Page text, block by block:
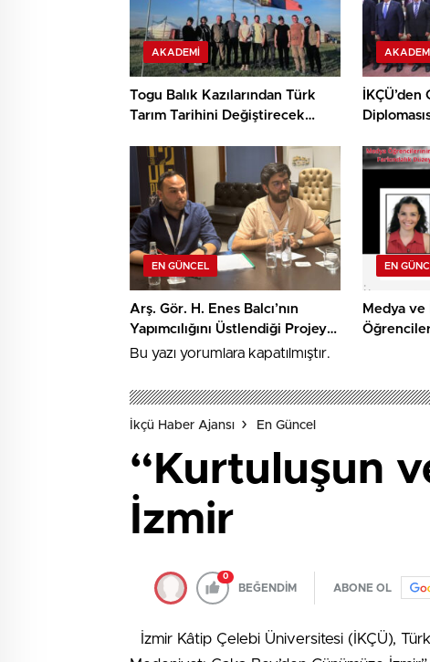
AKADEMI
Togu Balık Kazılarından Türk
Tarım Tarihini Değiştirecek
AKADEMI
EN GÜNCEL
Arş. Gör. H. Enes Balcı’nın
Yapımcılığını Üstlendiği Projeye
TRT Kısa Film Yapım Ödülü
EN
Medya
Bu yazı yorumlara kapatılmıştır.
İkçü Haber Ajansı En Güncel
“Kurtuluşun
İzmir
0
BEĞENDİM ABONE OL
İzmir Kâtip Çelebi Üniversitesi (İKÇÜ),